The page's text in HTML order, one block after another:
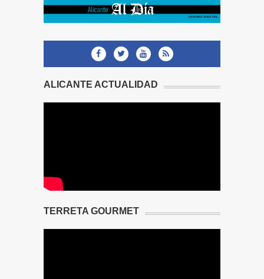
ALICANTE ACTUALIDAD
TERRETA GOURMET